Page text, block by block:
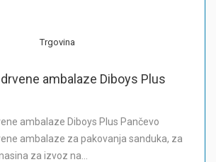
Trgovina
ambalaze Diboys Plus
ambalaze Diboys Plus Pančevo
ambalaze za pakovanja sanduka, za
za izvoz na…